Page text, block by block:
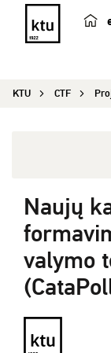
KTU CTF
Naujų
valymo